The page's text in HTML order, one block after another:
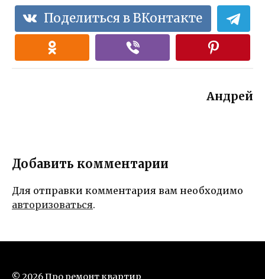
Поделиться в ВКонтакте
Андрей
Добавить комментарии
Для отправки комментария вам необходимо
авторизоваться.
© 2026 Про ремонт квартир